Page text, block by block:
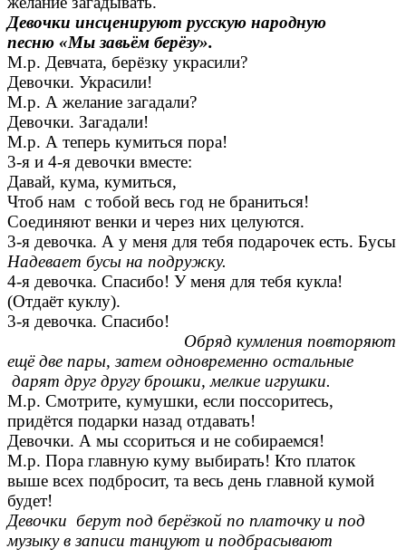
Девочки инсценируют русскую народную
песню «Мы завьём берёзу».
М.р. Девчата, берёзку украсили?
Девочки. Украсили!
М.р. А желание загадали?
Девочки. Загадали!
М.р. А теперь кумиться пора!
3-я и 4-я девочки вместе:
Давай, кума, кумиться,
Чтоб нам с тобой весь год не браниться!
Соединяют венки и через них целуются.
3-я девочка. А у меня для тебя подарочек есть. Бусы
Надевает бусы на подружку.
4-я девочка. Спасибо! У меня для тебя кукла!
(Отдаёт куклу).
3-я девочка. Спасибо!
Обряд кумления повторяют
ещё две пары, затем одновременно остальные
дарят друг другу брошки, мелкие игрушки.
М.р. Смотрите, кумушки, если поссоритесь,
придётся подарки назад отдавать!
Девочки. А мы ссориться и не собираемся!
М.р. Пора главную куму выбирать! Кто платок
выше всех подбросит, та весь день главной кумой
будет!
Девочки берут под берёзкой по платочку и под
музыку в записи танцуют и подбрасывают